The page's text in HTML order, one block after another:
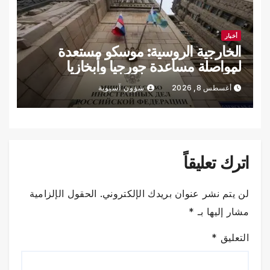
أخبار
الخارجية الروسية: موسكو مستعدة
لمواصلة مساعدة جورجيا وأبخازيا
وأوسيتيا الجنوبية في دفع المفاوضات
أغسطس 8, 2026 شؤون آسيوية
اترك تعليقاً
لن يتم نشر عنوان بريدك الإلكتروني. الحقول الإلزامية
مشار إليها بـ *
التعليق *